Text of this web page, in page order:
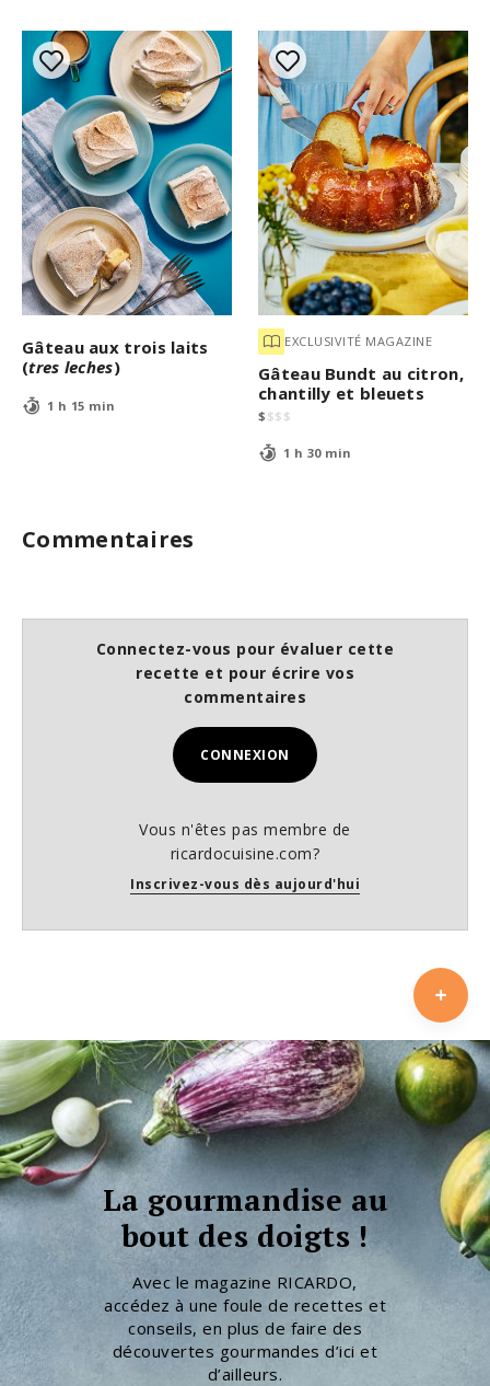
Gâteau aux trois laits
(tres leches)
1 h 15 min
EXCLUSIVITÉ MAGAZINE
Gâteau Bundt au citron,
chantilly et bleuets
$ $$ $
1 h 30 min
Commentaires
Connectez-vous pour évaluer cette
recette et pour écrire vos
commentaires
CONNEXION
Vous n'êtes pas membre de
ricardocuisine.com?
Inscrivez-vous dès aujourd'hui
La gourmandise au
bout des doigts !
Avec le magazine RICARDO,
accédez à une foule de recettes et
conseils, en plus de faire des
découvertes gourmandes d’ici et
d’ailleurs.